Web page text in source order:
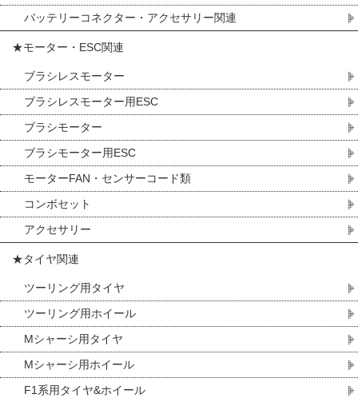
バッテリーコネクター・アクセサリー関連
★モーター・ESC関連
ブラシレスモーター
ブラシレスモーター用ESC
ブラシモーター
ブラシモーター用ESC
モーターFAN・センサーコード類
コンボセット
アクセサリー
★タイヤ関連
ツーリング用タイヤ
ツーリング用ホイール
Mシャーシ用タイヤ
Mシャーシ用ホイール
F1系用タイヤ&ホイール